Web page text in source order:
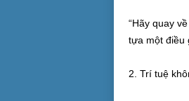
“Hãy quay
tựa một điều
2. Trí tuệ